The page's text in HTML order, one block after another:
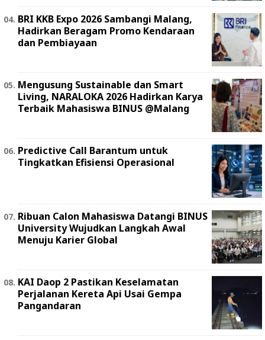
BRI KKB Expo 2026 Sambangi Malang,
Hadirkan Beragam Promo Kendaraan
dan Pembiayaan
Mengusung Sustainable dan Smart
Living, NARALOKA 2026 Hadirkan Karya
Terbaik Mahasiswa BINUS @Malang
Predictive Call Barantum untuk
Tingkatkan Efisiensi Operasional
Ribuan Calon Mahasiswa Datangi BINUS
University Wujudkan Langkah Awal
Menuju Karier Global
KAI Daop 2 Pastikan Keselamatan
Perjalanan Kereta Api Usai Gempa
Pangandaran